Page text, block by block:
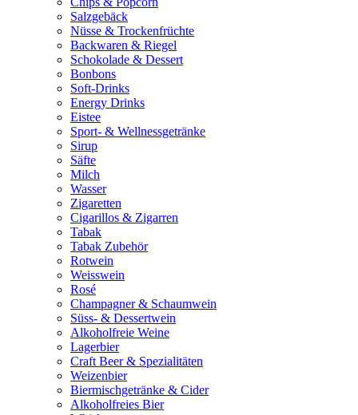
Salzgebäck
Nüsse & Trockenfrüchte
Backwaren & Riegel
Schokolade & Dessert
Bonbons
Soft-Drinks
Energy Drinks
Eistee
Sport- & Wellnessgetränke
Sirup
Säfte
Milch
Wasser
Zigaretten
Cigarillos & Zigarren
Tabak
Tabak Zubehör
Rotwein
Weisswein
Rosé
Champagner & Schaumwein
Süss- & Dessertwein
Alkoholfreie Weine
Lagerbier
Craft Beer & Spezialitäten
Weizenbier
Biermischgetränke & Cider
Alkoholfreies Bier